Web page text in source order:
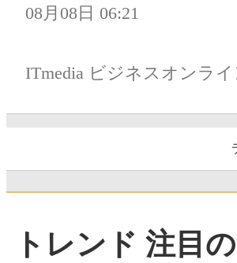
08月08日 06:21
ITmedia ビジネスオンライ
トレンド 注目